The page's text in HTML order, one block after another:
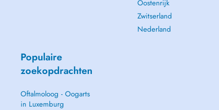
Oostenrijk
Zwitserland
Nederland
Populaire
zoekopdrachten
Oftalmoloog - Oogarts
in Luxemburg